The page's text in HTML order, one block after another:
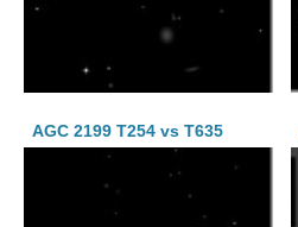
AGC 2199 T254 vs T635